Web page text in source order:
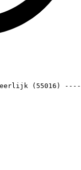
(55016)